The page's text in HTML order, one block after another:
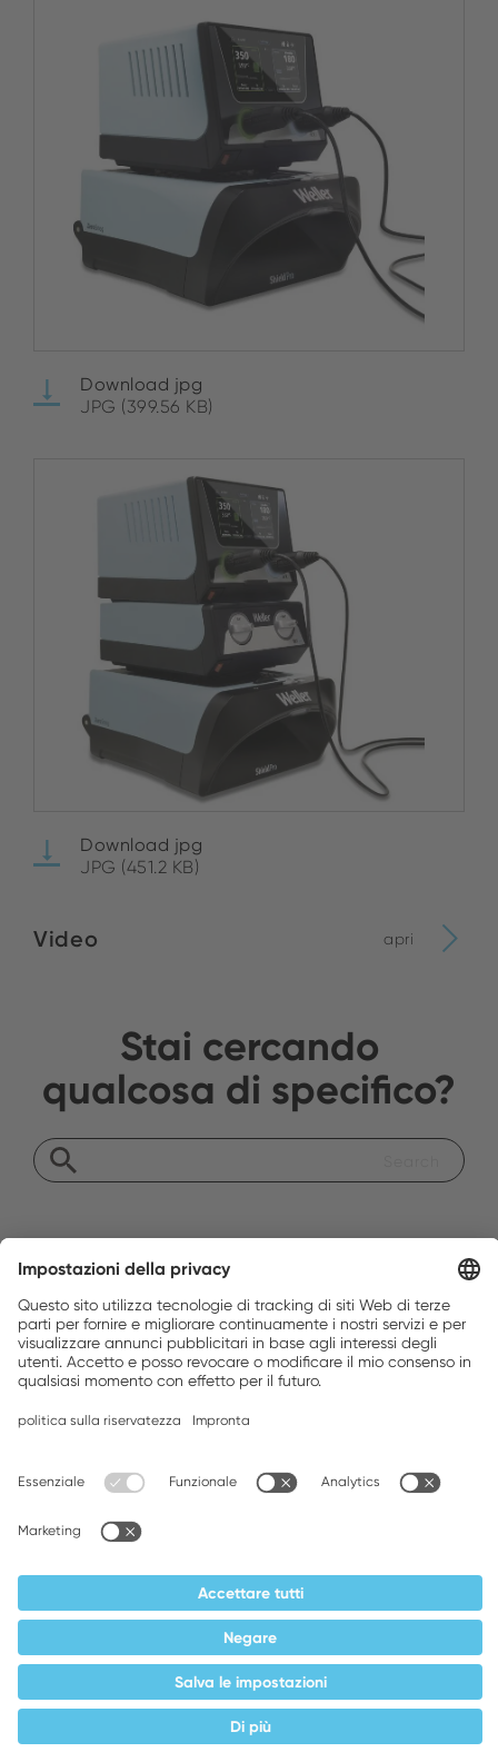
Download jpg
JPG (399.56 KB)
Download jpg
JPG (451.2 KB)
Video apri
Stai cercando
qualcosa di specifico?
Perché scegliere Weller
Weller Innovazioni
The Weller Community
Contatto